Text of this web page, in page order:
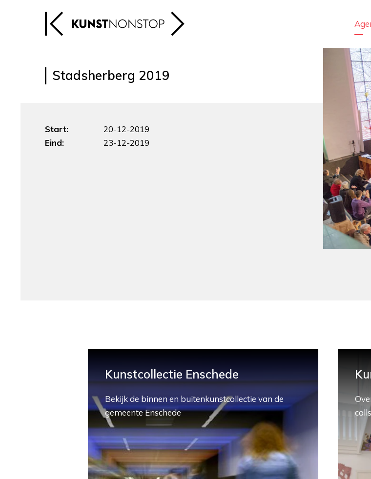
Stadsherberg 2019
Start:
20-12-2019
Eind:
23-12-2019
Kunstcollectie Enschede
Bekijk de binnen en buitenkunstcollectie van de
gemeente Enschede